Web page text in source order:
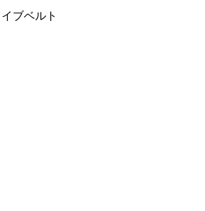
ブベルト